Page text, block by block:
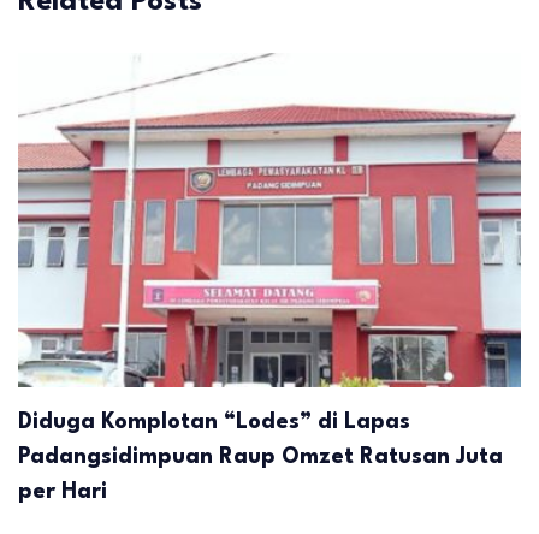
Diduga Komplotan “Lodes” di Lapas
Padangsidimpuan Raup Omzet Ratusan Juta
per Hari